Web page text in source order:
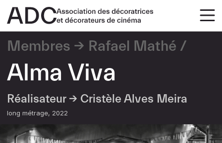
Membres Rafael Mathé
Alma Viva
Réalisateur → Cristèle Alves Meira
long métrage 2022